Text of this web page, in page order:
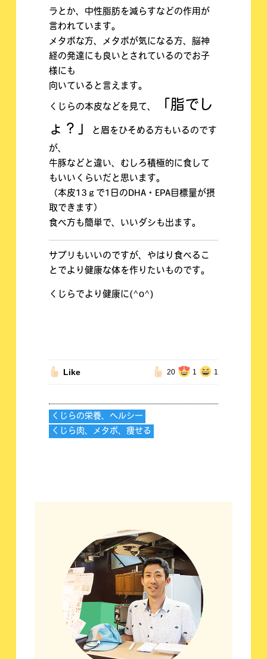
ラとか、中性脂肪を減らすなどの作用が
言われています。
メタボな方、メタボが気になる方、脳神
経の発達にも良いとされているのでお子
様にも
向いていると言えます。
くじらの本皮などを見て、
「脂でし
ょ？」
と眉をひそめる方もいるのです
が、
牛豚などと違い、むしろ積極的に食して
もいいくらいだと思います。
（本皮13ｇで1日のDHA・EPA目標量が摂
取できます）
食べ方も簡単で、いいダシも出ます。
サプリもいいのですが、やはり食べるこ
とでより健康な体を作りたいものです。
くじらでより健康に(^o^)
Like 20 1 1
くじらの栄養、ヘルシー
くじら肉、メタボ、痩せる